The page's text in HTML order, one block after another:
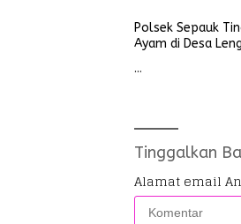
Polsek Sepauk
Ayam di Desa
…
Tinggalkan
Alamat email